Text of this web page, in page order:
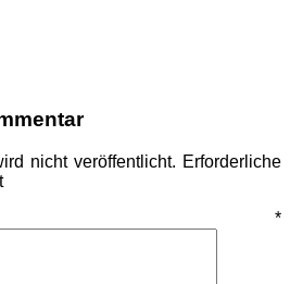
nicht veröffentlicht. Erforderliche
*